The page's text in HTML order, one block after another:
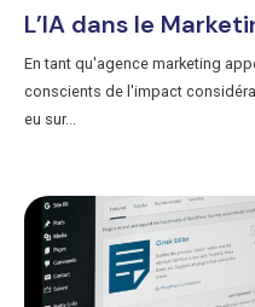
L’IA dans le
En tant qu'agence marketing
conscients de l'impact
eu sur...